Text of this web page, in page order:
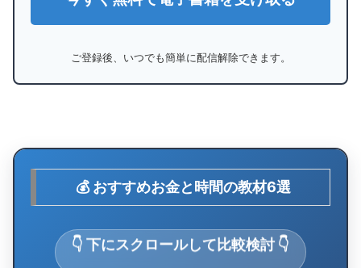
ご登録後、いつでも簡単に配信解除できます。
💰 おすすめお金と時間の教材6選
👇 下にスクロールして比較検討 👇